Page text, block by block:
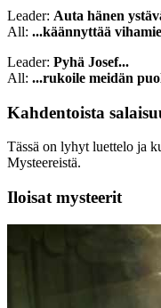
Leader: Auta hänen
All: ...käännyttää
Leader: Pyhä Josef...
All: ...rukoile meidän
Kahdentoista
Tässä on lyhyt luettelo ja
Mysteereistä.
Iloisat mysteerit